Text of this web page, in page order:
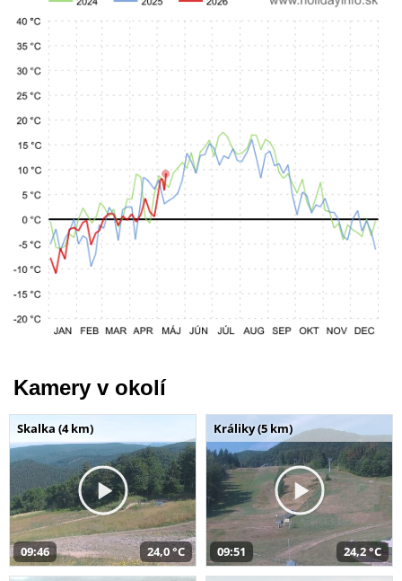
Kamery v okolí
Skalka (4 km)
09:46 24,0 °C
Králiky (5 km)
09:51 24,2 °C